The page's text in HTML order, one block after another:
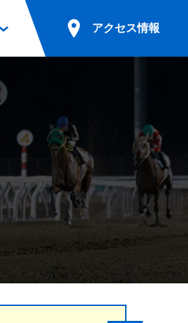
アクセス情報
無料送迎バスでのご来場
公共の交通機関でのご来場